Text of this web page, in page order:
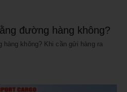
đường hàng không?
hàng không? Khi cần gửi hàng ra